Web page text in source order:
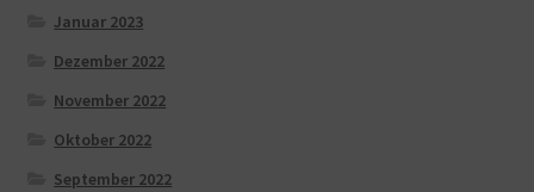
Januar 2023
Dezember 2022
November 2022
Oktober 2022
September 2022